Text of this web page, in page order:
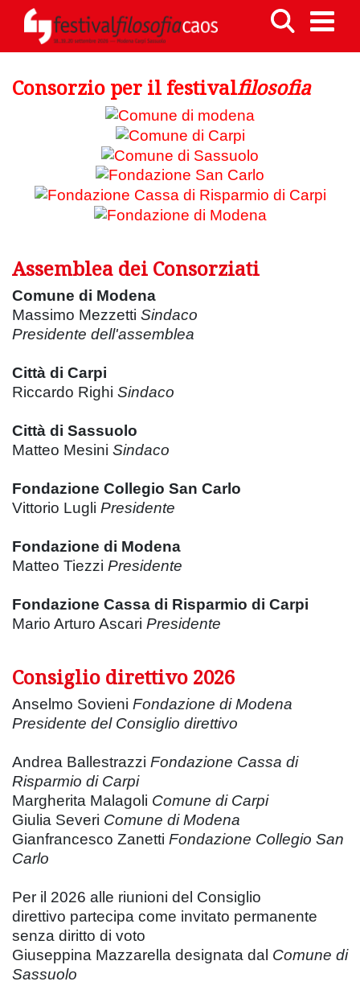
Consorzio per il festivalfilosofia
Assemblea dei Consorziati
Comune di Modena
Massimo Mezzetti Sindaco
Presidente dell'assemblea
Città di Carpi
Riccardo Righi Sindaco
Città di Sassuolo
Matteo Mesini Sindaco
Fondazione Collegio San Carlo
Vittorio Lugli Presidente
Fondazione di Modena
Matteo Tiezzi Presidente
Fondazione Cassa di Risparmio di Carpi
Mario Arturo Ascari Presidente
Consiglio direttivo 2026
Anselmo Sovieni Fondazione di Modena
Presidente del Consiglio direttivo
Andrea Ballestrazzi Fondazione Cassa di
Risparmio di Carpi
Margherita Malagoli Comune di Carpi
Giulia Severi Comune di Modena
Gianfrancesco Zanetti Fondazione Collegio San
Carlo
Per il 2026 alle riunioni del Consiglio
direttivo partecipa come invitato permanente
senza diritto di voto
Giuseppina Mazzarella designata dal Comune di
Sassuolo